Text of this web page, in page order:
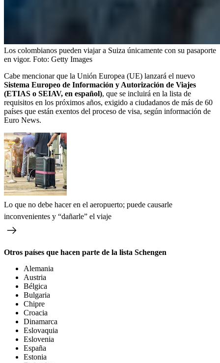
Los colombianos pueden viajar a Suiza únicamente con su pasaporte
en vigor. Foto: Getty Images
Cabe mencionar que la Unión Europea (UE) lanzará el nuevo
Sistema Europeo de Información y Autorización de Viajes
(ETIAS o SEIAV, en español), que se incluirá en la lista de
requisitos en los próximos años, exigido a ciudadanos de más de 60
países que están exentos del proceso de visa, según información de
Euro News.
Lo que no debe hacer en el aeropuerto; puede causarle
inconvenientes y “dañarle” el viaje
Otros países que hacen parte de la lista Schengen
Alemania
Austria
Bélgica
Bulgaria
Chipre
Croacia
Dinamarca
Eslovaquia
Eslovenia
España
Estonia